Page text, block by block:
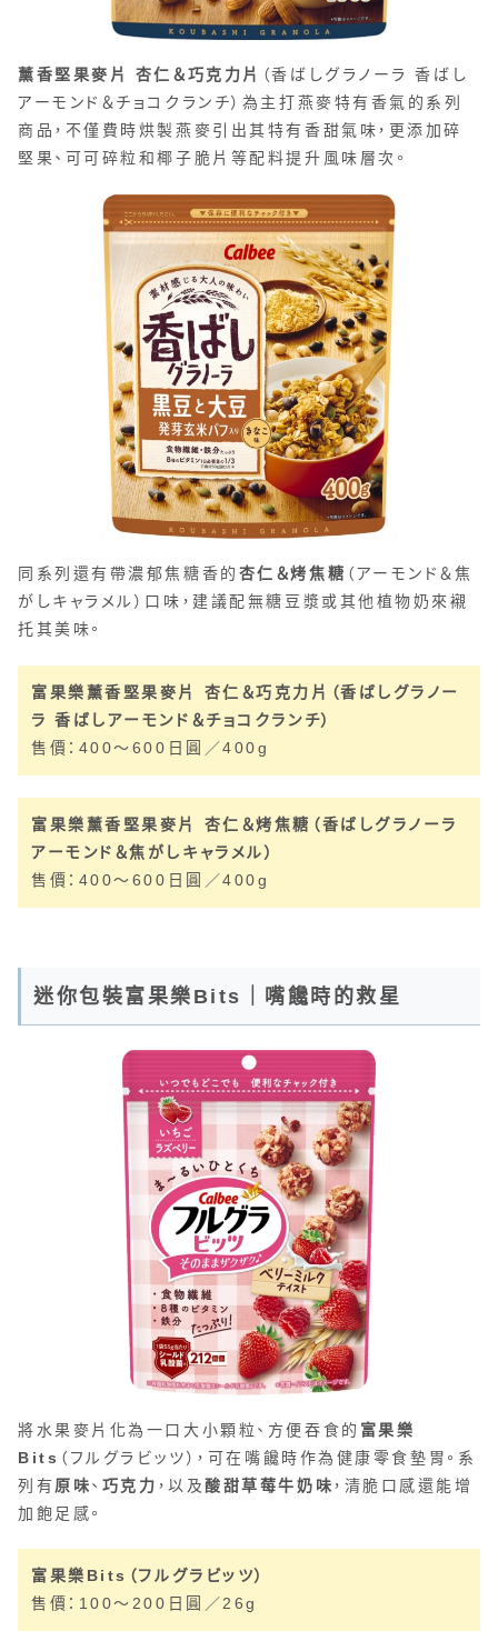
薰香堅果麥片 杏仁＆巧克力片 （香ばしグラノーラ 香ばし
アーモンド＆チョコクランチ）為主打燕麥特有香氣的系列
商品，不僅費時烘製燕麥引出其特有香甜氣味，更添加碎
堅果、可可碎粒和椰子脆片等配料提升風味層次。
同系列還有帶濃郁焦糖香的 杏仁＆烤焦糖 （アーモンド＆焦
がしキャラメル）口味，建議配無糖豆漿或其他植物奶來襯
托其美味。
富果樂薰香堅果麥片 杏仁＆巧克力片（香ばしグラノー
ラ 香ばしアーモンド＆チョコクランチ）
售價：400～600日圓／400g
富果樂薰香堅果麥片 杏仁＆烤焦糖（香ばしグラノーラ
アーモンド＆焦がしキャラメル）
售價：400～600日圓／400g
迷你包裝富果樂Bits｜嘴饞時的救星
將水果麥片化為一口大小顆粒、方便吞食的 富果樂
Bits （フルグラビッツ），可在嘴饞時作為健康零食墊胃。系
列有 原味、 巧克力 ，以及酸甜草莓牛奶味，清脆口感還能增
加飽足感。
富果樂Bits（フルグラビッツ）
售價：100～200日圓／26g